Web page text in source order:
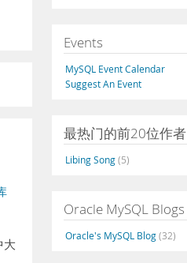
Русский
Português
大
Events
MySQL Event Calendar
Suggest An Event
最热门的前20位作者
Libing Song(5)
Oracle MySQL Blogs
Oracle's MySQL Blog(32)